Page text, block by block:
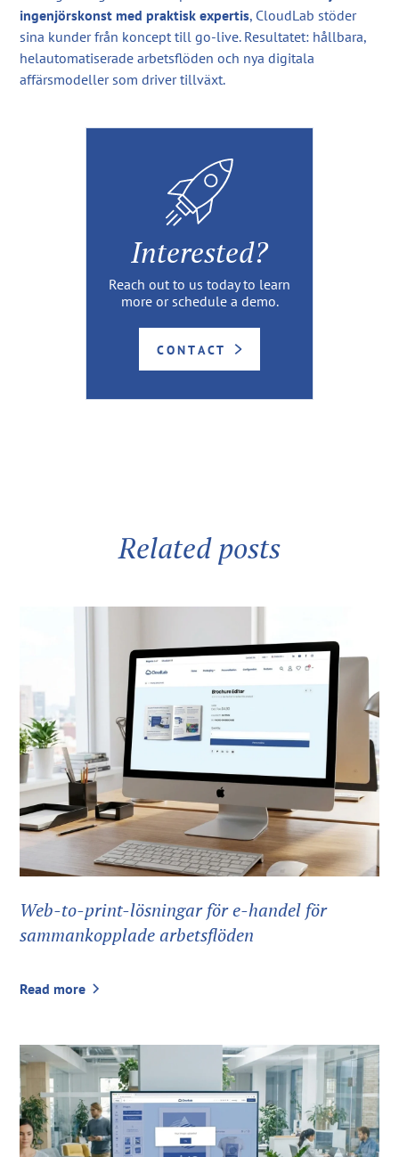
ingenjörskonst med praktisk expertis, CloudLab stöder
sina kunder från koncept till go-live. Resultatet: hållbara,
helautomatiserade arbetsflöden och nya digitala
affärsmodeller som driver tillväxt.
Interested?
Reach out to us today to learn
more or schedule a demo.
CONTACT
Related posts
Web-to-print-lösningar för e-handel för
sammankopplade arbetsflöden
Read more